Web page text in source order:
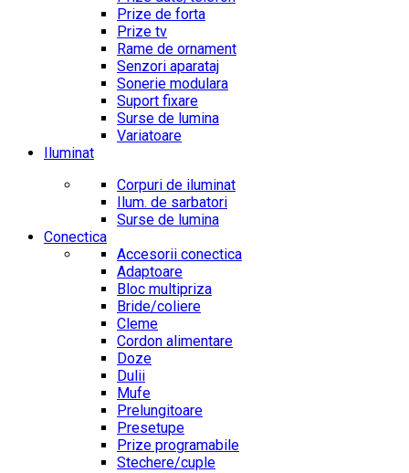
Prize de forta
Prize tv
Rame de ornament
Senzori aparataj
Sonerie modulara
Suport fixare
Surse de lumina
Variatoare
Iluminat
Corpuri de iluminat
Ilum. de sarbatori
Surse de lumina
Conectica
Accesorii conectica
Adaptoare
Bloc multipriza
Bride/coliere
Cleme
Cordon alimentare
Doze
Dulii
Mufe
Prelungitoare
Presetupe
Prize programabile
Stechere/cuple